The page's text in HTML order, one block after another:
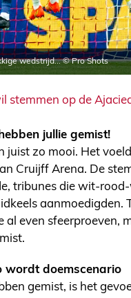
wedstrijd... © Pro Shots
stemmen op de
jullie gemist!
juist zo mooi. Het
Cruijff Arena. De
tribunes die wit-
aanmoedigden.
al even sfeerproeven,
wordt doemscenario
gemist, is het